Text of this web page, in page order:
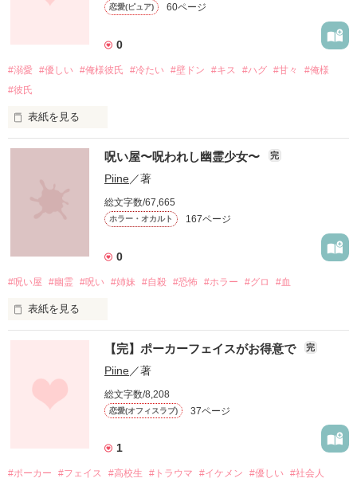
恋愛(ピュア) 60ページ
0
#溺愛 #優しい #俺様彼氏 #冷たい #壁ドン #キス #ハグ #甘々
#俺様
#彼氏
表紙を見る
迷いが生じる里奈。
「あの時の言葉は
なんだったんだろう...」
告白された時の甘い言葉を
呪い屋〜呪われし幽霊少女〜 完
Piine／著
総文字数/67,665
ホラー・オカルト 167ページ
0
#呪い屋 #幽霊 #呪い #姉妹 #自殺 #恐怖 #ホラー #グロ #血
表紙を見る
そんな希望が混じりあったから、
悲惨な結果が生まれたんだろうか。
問い続け、責め合う。
【完】ポーカーフェイスがお得意で 完
Piine／著
総文字数/8,208
恋愛(オフィスラブ) 37ページ
1
#ポーカー #フェイス #高校生 #トラウマ #イケメン #優しい #社会人